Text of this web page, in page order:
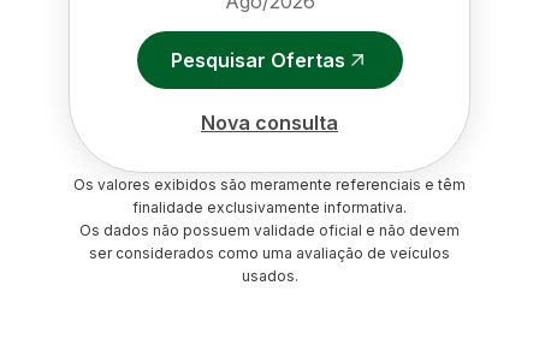
Pesquisar Ofertas
Nova consulta
Os valores exibidos são meramente referenciais e têm
finalidade exclusivamente informativa.
Os dados não possuem validade oficial e não devem
ser considerados como uma avaliação de veículos
usados.